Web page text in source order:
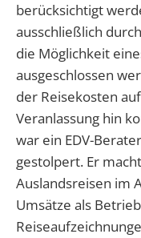
berücksichtigt
ausschließlich
die Möglichkeit
ausgeschlossen
der Reisekosten
Veranlassung hin
war ein EDV-
gestolpert. Er
Auslandsreisen im
Umsätze als